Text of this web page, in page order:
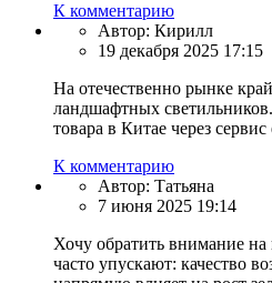
К комментарию
Автор: Кирилл
19 декабря 2025 17:15
На отечественно рынке
ландшафтных
товара в Китае через
К комментарию
Автор: Татьяна
7 июня 2025 19:14
Хочу обратить внимание
часто упускают: качество